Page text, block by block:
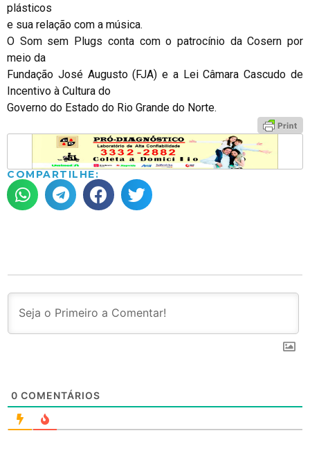
plásticos
e sua relação com a música.
O Som sem Plugs conta com o patrocínio da Cosern por
meio da
Fundação José Augusto (FJA) e a Lei Câmara Cascudo de
Incentivo à Cultura do
Governo do Estado do Rio Grande do Norte.
COMPARTILHE:
0 COMENTÁRIOS